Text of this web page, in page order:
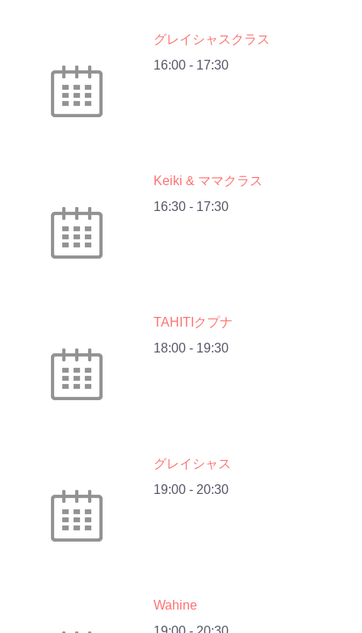
グレイシャスクラス
16:00 - 17:30
Keiki & ママクラス
16:30 - 17:30
TAHITIクプナ
18:00 - 19:30
グレイシャス
19:00 - 20:30
Wahine